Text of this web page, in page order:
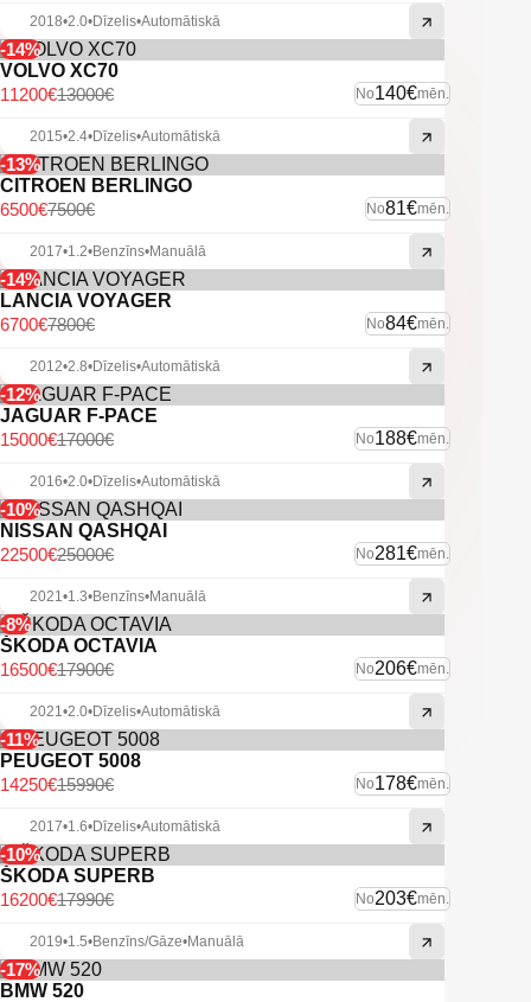
Citas ekstras
2018•2.0•Dīzelis•Automātiskā
-14%
VOLVO XC70
No140€mēn.
13000€
11200€
2015•2.4•Dīzelis•Automātiskā
-13%
CITROEN BERLINGO
No81€mēn.
7500€
6500€
2017•1.2•Benzīns•Manuālā
-14%
LANCIA VOYAGER
No84€mēn.
7800€
6700€
2012•2.8•Dīzelis•Automātiskā
-12%
JAGUAR F-PACE
No188€mēn.
17000€
15000€
2016•2.0•Dīzelis•Automātiskā
-10%
NISSAN QASHQAI
No281€mēn.
25000€
22500€
2021•1.3•Benzīns•Manuālā
-8%
ŠKODA OCTAVIA
No206€mēn.
17900€
16500€
2021•2.0•Dīzelis•Automātiskā
-11%
PEUGEOT 5008
No178€mēn.
15990€
14250€
2017•1.6•Dīzelis•Automātiskā
-10%
ŠKODA SUPERB
No203€mēn.
17990€
16200€
2019•1.5•Benzīns/Gāze•Manuālā
-17%
BMW 520